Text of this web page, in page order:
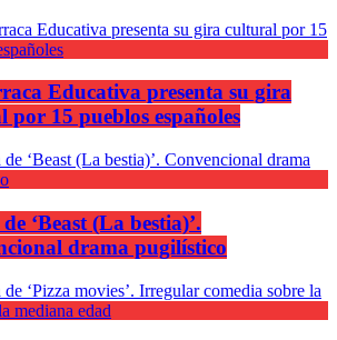
Educativa presenta su gira
por 15 pueblos españoles
‘Beast (La bestia)’.
drama pugilístico